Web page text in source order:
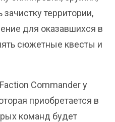
территории,
для оказавшихся в
сюжетные квесты и
Commander у
приобретается в
команд будет